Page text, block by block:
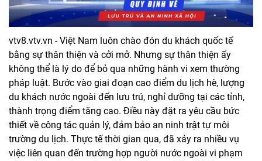
vtv8.vtv.vn - Việt Nam luôn chào đón du khách quốc tế
bằng sự thân thiện và cởi mở. Nhưng sự thân thiện ấy
không thể là lý do để bỏ qua những hành vi xem thường
pháp luật. Bước vào giai đoạn cao điểm du lịch hè, lượng
du khách nước ngoài đến lưu trú, nghỉ dưỡng tại các tỉnh,
thành trọng điểm tăng cao. Điều này đặt ra yêu cầu bức
thiết về công tác quản lý, đảm bảo an ninh trật tự môi
trường du lịch. Thực tế thời gian qua, đã xảy ra nhiều vụ
việc liên quan đến trường hợp người nước ngoài vi phạm